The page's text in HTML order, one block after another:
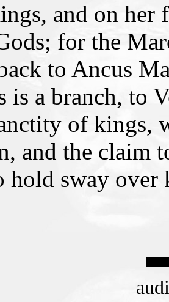
and on her
for the
to Ancus
is a branch, to
of kings,
and the claim
hold sway over